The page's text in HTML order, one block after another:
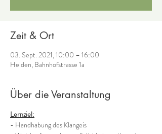
Zeit & Ort
03. Sept. 2021, 10:00 – 16:00
Heiden, Bahnhofstrasse 1a
Über die Veranstaltung
Lernziel:
- Handhabung des Klangeis